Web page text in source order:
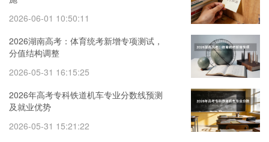
2026-06-01 10:50:11
2026湖南高考：体育统考新增专项测试，
分值结构调整
2026-05-31 16:15:25
2026年高考专科铁道机车专业分数线预测
及就业优势
2026-05-31 15:21:22